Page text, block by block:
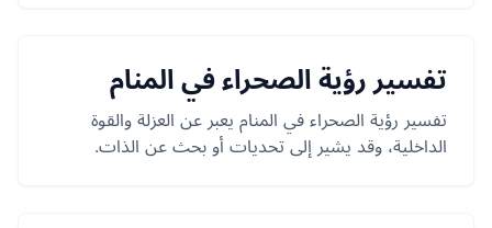
تفسير رؤية الصحراء في المنام
تفسير رؤية الصحراء في المنام يعبر عن العزلة والقوة
الداخلية، وقد يشير إلى تحديات أو بحث عن الذات.